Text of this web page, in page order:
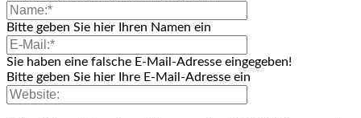
Bitte geben Sie hier Ihren Namen ein
Sie haben eine falsche E-Mail-Adresse eingegeben!
Bitte geben Sie hier Ihre E-Mail-Adresse ein